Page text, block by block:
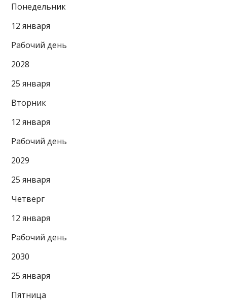
Понедельник
12 января
Рабочий день
2028
25 января
Вторник
12 января
Рабочий день
2029
25 января
Четверг
12 января
Рабочий день
2030
25 января
Пятница